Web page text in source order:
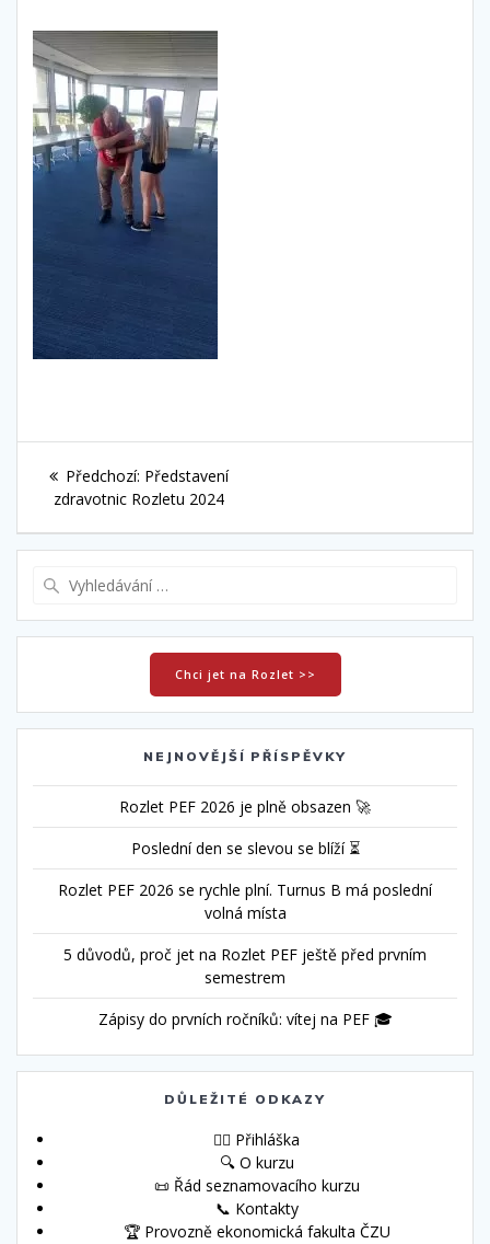
Navigace
pro
příspěvek
Předchozí: Předchozí
příspěvek:
Představení
zdravotnic Rozletu 2024
Chci jet na Rozlet >>
NEJNOVĚJŠÍ PŘÍSPĚVKY
Rozlet PEF 2026 je plně obsazen 🚀
Poslední den se slevou se blíží ⏳
Rozlet PEF 2026 se rychle plní. Turnus B má poslední
volná místa
5 důvodů, proč jet na Rozlet PEF ještě před prvním
semestrem
Zápisy do prvních ročníků: vítej na PEF 🎓
DŮLEŽITÉ ODKAZY
🙋‍♀️ Přihláška
🔍 O kurzu
📜 Řád seznamovacího kurzu
📞 Kontakty
🏆 Provozně ekonomická fakulta ČZU